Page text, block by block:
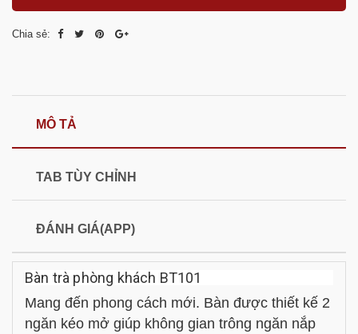
Chia sẻ:
MÔ TẢ
TAB TÙY CHỈNH
ĐÁNH GIÁ(APP)
Bàn trà phòng khách BT101
Mang đến phong cách mới. Bàn được thiết kế 2
ngăn kéo mở giúp không gian trông ngăn nắp